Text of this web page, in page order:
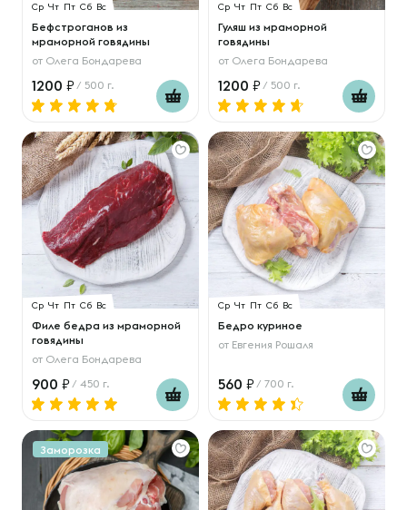
Ср Чт Пт Сб Вс
Бефстроганов из
мраморной говядины
от Олега Бондарева
1200 / 500 г.
Ср Чт Пт Сб Вс
Гуляш из мраморной
говядины
от Олега Бондарева
1200 / 500 г.
Ср Чт Пт Сб Вс
Филе бедра из мраморной
говядины
от Олега Бондарева
900 / 450 г.
Ср Чт Пт Сб Вс
Бедро куриное
от Евгения Рошаля
560 / 700 г.
Заморозка